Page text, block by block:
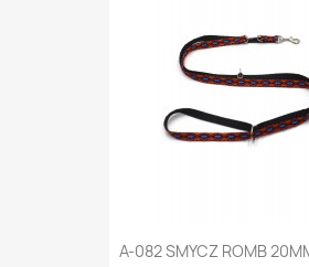
A-082 SMYCZ ROMB